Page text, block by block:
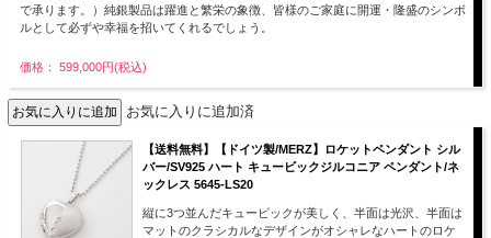
で承ります。）純銀製品は躍進と繁栄の象徴、皆様のご家庭に開運・隆盛のシンボ
ルとして必ずや幸福を招いてくれるでしょう。
価格： 599,000円(税込)
お気に入りに追加済
【送料無料】【ドイツ製/MERZ】ロケットペンダント シル
バー/SV925 ハート キュービックジルコニア ペンダント/ネ
ックレス 5645-LS20
縦に3つ並んだキュービックが美しく、半面は光沢、半面は
マットのクラシカルなデザインがオシャレなハートのロケ